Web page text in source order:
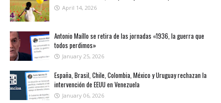
April 14, 2026
Antonio Maíllo se retira de las jornadas «1936, la guerra que
todos perdimos»
January 25, 2026
España, Brasil, Chile, Colombia, México y Uruguay rechazan la
intervención de EEUU en Venezuela
January 06, 2026